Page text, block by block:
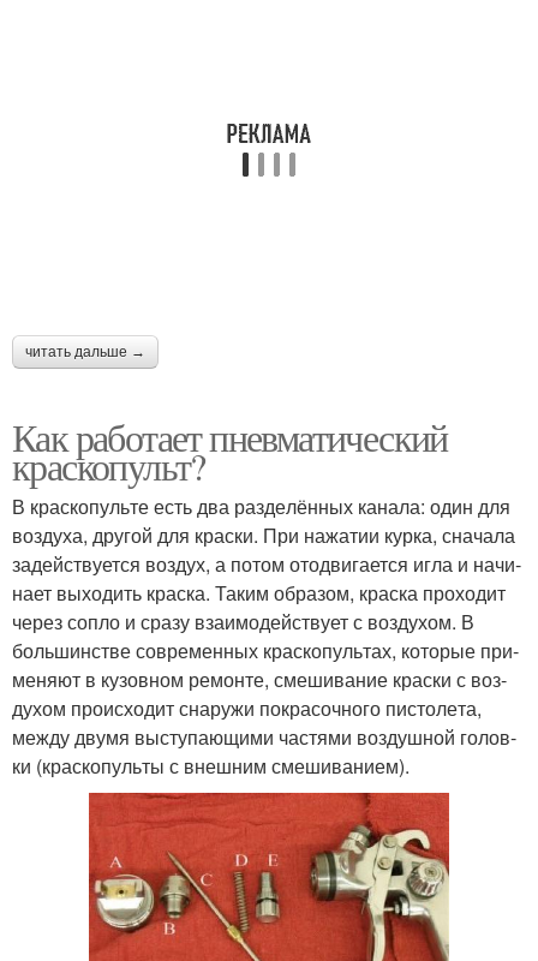
читать дальше →
Как работает пневматический
краскопульт?
В крас­ко­пуль­те есть два раз­де­лён­ных кана­ла: один для
воз­ду­ха, дру­гой для крас­ки. При нажа­тии кур­ка, сна­ча­ла
задей­ству­ет­ся воз­дух, а потом ото­дви­га­ет­ся игла и начи­
на­ет выхо­дить крас­ка. Таким обра­зом, крас­ка про­хо­дит
через сопло и сра­зу вза­и­мо­дей­ству­ет с воз­ду­хом. В
боль­шин­стве совре­мен­ных крас­ко­пуль­тах, кото­рые при­
ме­ня­ют в кузов­ном ремон­те, сме­ши­ва­ние крас­ки с воз­
ду­хом про­ис­хо­дит сна­ру­жи покра­соч­но­го писто­ле­та,
меж­ду дву­мя высту­па­ю­щи­ми частя­ми воз­душ­ной голов­
ки (крас­ко­пуль­ты с внеш­ним сме­ши­ва­ни­ем).